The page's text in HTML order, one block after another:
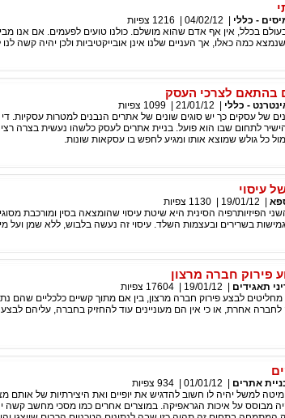
- כללי 04/02/12
1216 צפיות
בכלל, אין אף אדם שהוא מושלם. כולנו טועים לפעמים. אם אנו
שנמצא כמה כאלו, אך העניים שלנו אינן אובייקטיביות ולכן יהיה קשה
בהתאם לצרכי העסק
- כללי 21/01/12
1099 צפיות
של עסקים כך יש סוגים שונים של אתרים הנבנים למטרות עסקיות.
לתחום שבו הוא פועל. בניית אתרים לעסק כלשהו נעשית בצרה
כל גולש שמוצא אותו ומגיע לחפש בו עסקאות שונות.
עיסוי
19/01/12
1130 צפיות
הפיזיותרפיה הסינית היא שיטת עיסוי שהומצאה בסין ומורכבת
גמישות בשרירים ובעצמות השלד. עיסוי זה נעשה בלבוש, ללא שמן ועל
פירוק חברה מרצון
תאגידים 19/01/12
17604 צפיות
לבצע פירוק חברה מרצון, בין אם מתוך קשיים כלכליים שהם
אחרת, או כי אין הם מעוניינים עוד להחזיק בחברה, עליהם
אתרים 01/01/12
934 צפיות
למשל יהיה לו חשוב להדגיש את יופיים ואת היצירתיות של אותם
מבוסס על איכות הגראפיקה. במוצרים אחרים כמו מסכי מחשב קשה